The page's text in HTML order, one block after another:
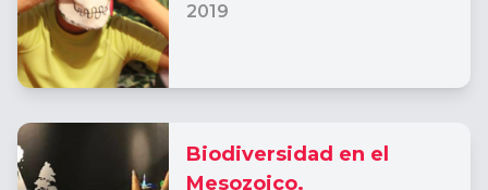
2019
Biodiversidad en el
Mesozoico.